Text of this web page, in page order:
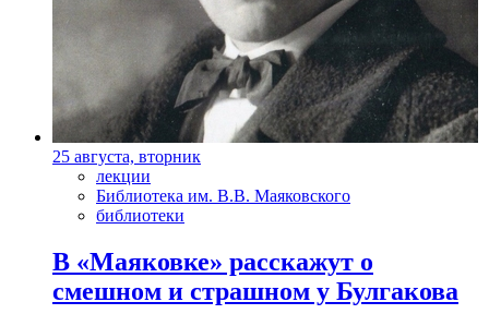
25 августа, вторник
лекции
Библиотека им. В.В. Маяковского
библиотеки
В «Маяковке» расскажут о
смешном и страшном у Булгакова